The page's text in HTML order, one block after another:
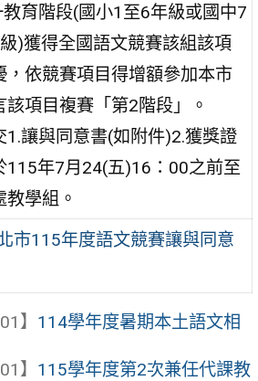
教育階段(國小1至6年級或國中7
)獲得全國語文競賽該組該項
，依競賽項目得增額參加本市
該項目複賽「第2階段」。
1.讓與同意書(如附件)2.獲獎證
115年7月24(五)16：00之前至
教學組。
市115年度語文競賽讓與同意
】 114學年度暑期本土語文相
】 115學年度第2次兼任代課教